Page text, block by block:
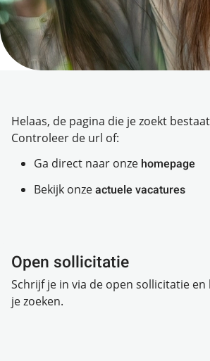
Helaas, de pagina die je zoekt
Controleer de url of:
Ga direct naar onze homepage
Bekijk onzeactuele vacatures
Open sollicitatie
Schrijf je in via de open sollicitatie
je zoeken.